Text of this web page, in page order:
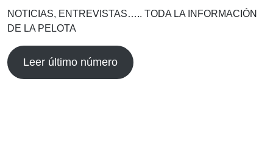
NOTICIAS, ENTREVISTAS….. TODA LA INFORMACIÓN
DE LA PELOTA
Leer último número